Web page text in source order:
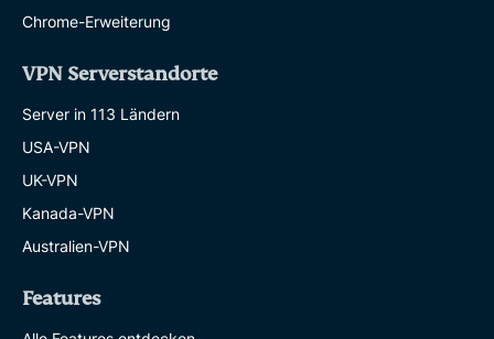
Chrome-Erweiterung
VPN Serverstandorte
Server in 113 Ländern
USA-VPN
UK-VPN
Kanada-VPN
Australien-VPN
Features